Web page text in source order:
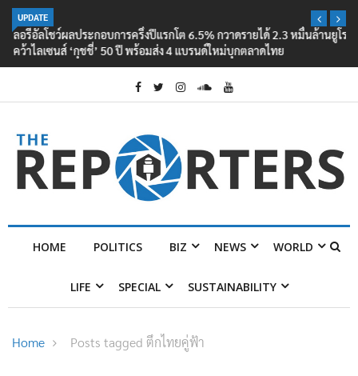
UPDATE
ลอรีอัลโชว์ผลประกอบการครึ่งปีแรกโต 6.5% กวาดรายได้ 2.3 หมื่นล้านยูโร
คว้าไลเซนส์ ‘กุชชี่’ 50 ปี พร้อมส่ง 4 แบรนด์ใหม่บุกตลาดไทย
HOME POLITICS BIZ NEWS WORLD
LIFE SPECIAL SUSTAINABILITY
Home Posts tagged ตึกไทยคู่ฟ้า